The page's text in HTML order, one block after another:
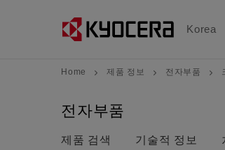
Korea
Home 제품 정보 전자부품
전자부품
제품 검색 기술적 정보